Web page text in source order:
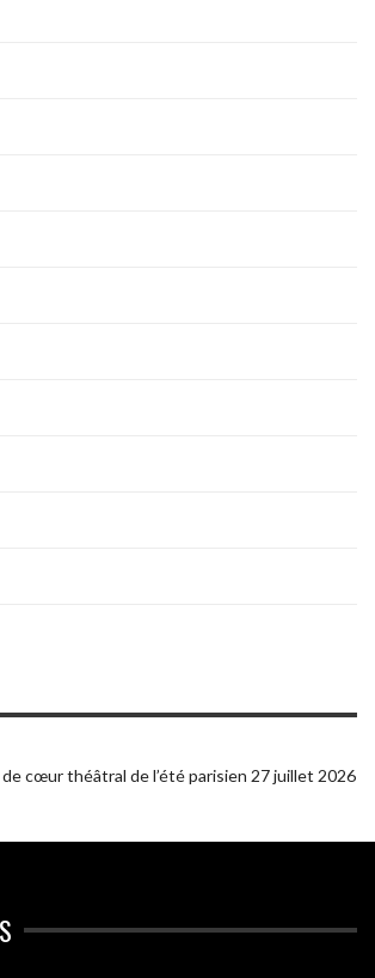
cœur théâtral de l’été parisien 27 juillet 2026